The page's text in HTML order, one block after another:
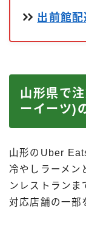
出前館
山形県で
ーイーツ)
山形のUber
冷やしラーメン
ンレストランま
対応店舗の一部